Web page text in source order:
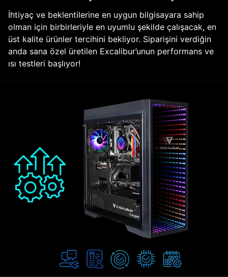
İhtiyaç ve beklentilerine en uygun bilgisayara sahip
olman için birbirleriyle en uyumlu şekilde çalışacak, en
üst kalite ürünler tercihini bekliyor. Siparişini verdiğin
anda sana özel üretilen Excalibur’unun performans ve
ısı testleri başlıyor!